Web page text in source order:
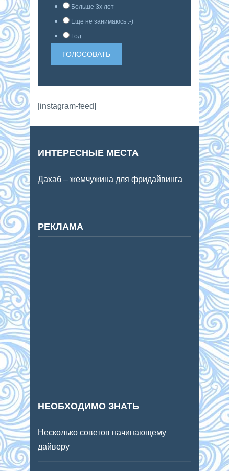
Больше 3х лет
Еще не занимаюсь :-)
Год
[instagram-feed]
ИНТЕРЕСНЫЕ МЕСТА
Дахаб – жемчужина для фридайвинга
РЕКЛАМА
НЕОБХОДИМО ЗНАТЬ
Несколько советов начинающему
дайверу